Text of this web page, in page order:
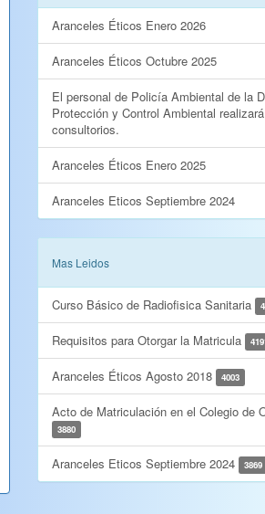
Aranceles Éticos Enero 2026
Aranceles Éticos Octubre 2025
El personal de Policía Ambiental de la
Protección y Control Ambiental
consultorios.
Aranceles Éticos Enero 2025
Aranceles Eticos Septiembre 2024
Mas Leidos
Curso Básico de Radiofisica Sanitaria
Requisitos para Otorgar la Matricula
Aranceles Éticos Agosto 2018 4003
Acto de Matriculación en el Colegio de
3880
Aranceles Eticos Septiembre 2024 3869